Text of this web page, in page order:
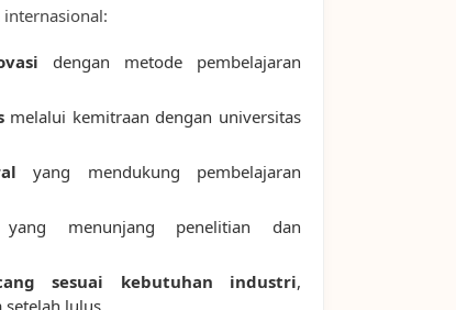
dengan metode pembelajaran
melalui kemitraan dengan universitas
yang mendukung pembelajaran
menunjang penelitian dan
sesuai kebutuhan industri,
lulus.